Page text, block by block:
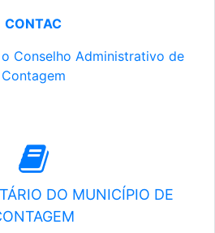
CONTAC
Conselho Administrativo de
Contagem
DO MUNICÍPIO DE